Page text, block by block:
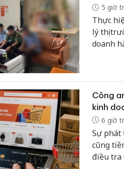
5 giờ
Thực
lý thị
doanh
Công
kinh
6 giờ
Sự phát
cũng
điều tra